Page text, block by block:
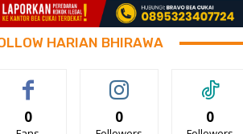
HARIAN BHIRAWA
0 0 0